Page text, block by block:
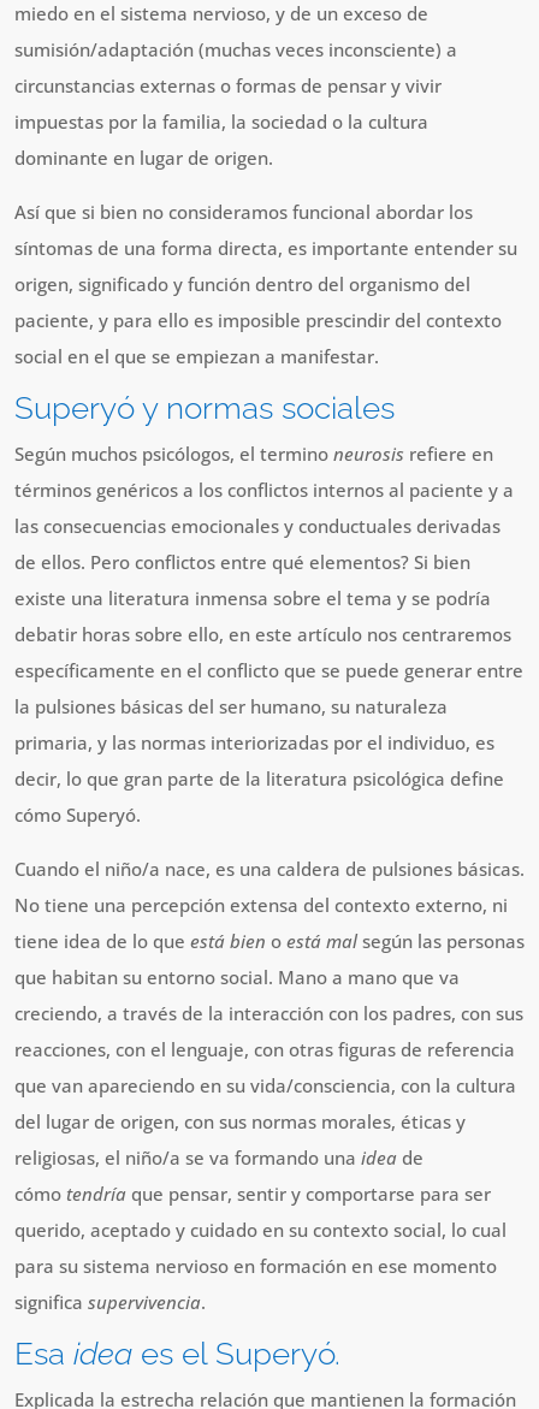
miedo en el sistema nervioso, y de un exceso de
sumisión/adaptación (muchas veces inconsciente) a
circunstancias externas o formas de pensar y vivir
impuestas por la familia, la sociedad o la cultura
dominante en lugar de origen.
Así que si bien no consideramos funcional abordar los
síntomas de una forma directa, es importante entender su
origen, significado y función dentro del organismo del
paciente, y para ello es imposible prescindir del contexto
social en el que se empiezan a manifestar.
Superyó y normas sociales
Según muchos psicólogos, el termino neurosis refiere en
términos genéricos a los conflictos internos al paciente y a
las consecuencias emocionales y conductuales derivadas
de ellos. Pero conflictos entre qué elementos? Si bien
existe una literatura inmensa sobre el tema y se podría
debatir horas sobre ello, en este artículo nos centraremos
específicamente en el conflicto que se puede generar entre
la pulsiones básicas del ser humano, su naturaleza
primaria, y las normas interiorizadas por el individuo, es
decir, lo que gran parte de la literatura psicológica define
cómo Superyó.
Cuando el niño/a nace, es una caldera de pulsiones básicas.
No tiene una percepción extensa del contexto externo, ni
tiene idea de lo que está bien o está malsegún las personas
que habitan su entorno social. Mano a mano que va
creciendo, a través de la interacción con los padres, con sus
reacciones, con el lenguaje, con otras figuras de referencia
que van apareciendo en su vida/consciencia, con la cultura
del lugar de origen, con sus normas morales, éticas y
religiosas, el niño/a se va formando una idea de
cómo tendría que pensar, sentir y comportarse para ser
querido, aceptado y cuidado en su contexto social, lo cual
para su sistema nervioso en formación en ese momento
significa supervivencia.
Esa idea es el Superyó.
Explicada la estrecha relación que mantienen la formación